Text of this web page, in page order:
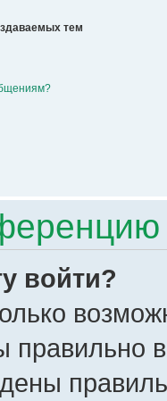
тем
войти?
правильно